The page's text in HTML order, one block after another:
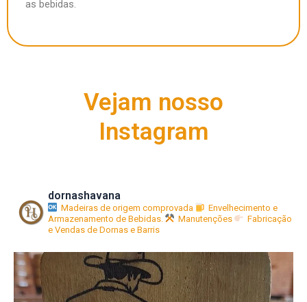
as bebidas.
Vejam nosso
Instagram
dornashavana
Madeiras de origem comprovada
Envelhecimento e
Armazenamento de Bebidas.
Manutenções
Fabricação
e Vendas de Dornas e Barris